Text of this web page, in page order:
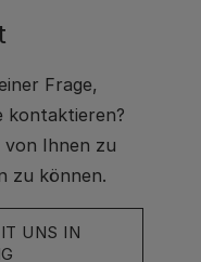
Frage,
kontaktieren?
Ihnen zu
zu können.
UNS IN